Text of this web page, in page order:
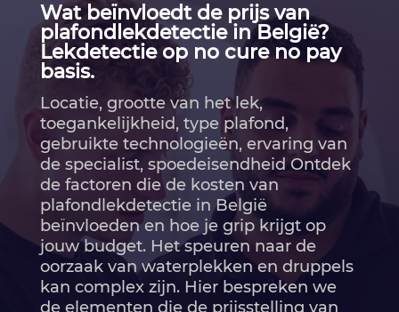
Wat beïnvloedt de prijs van
plafondlekdetectie in België?
Lekdetectie op no cure no pay
basis.
Locatie, grootte van het lek,
toegankelijkheid, type plafond,
gebruikte technologieën, ervaring van
de specialist, spoedeisendheid Ontdek
de factoren die de kosten van
plafondlekdetectie in België
beïnvloeden en hoe je grip krijgt op
jouw budget.​ Het speuren naar de
oorzaak van waterplekken en druppels
kan complex zijn.​ Hier bespreken we
de elementen die de prijsstelling van